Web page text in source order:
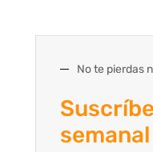
No te pierdas
semanal